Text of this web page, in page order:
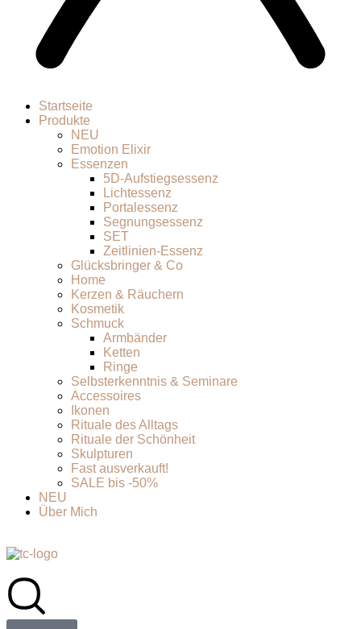
Startseite
Produkte
NEU
Emotion Elixir
Essenzen
5D-Aufstiegsessenz
Lichtessenz
Portalessenz
Segnungsessenz
SET
Zeitlinien-Essenz
Glücksbringer & Co
Home
Kerzen & Räuchern
Kosmetik
Schmuck
Armbänder
Ketten
Ringe
Selbsterkenntnis & Seminare
Accessoires
Ikonen
Rituale des Alltags
Rituale der Schönheit
Skulpturen
Fast ausverkauft!
SALE bis -50%
NEU
Über Mich